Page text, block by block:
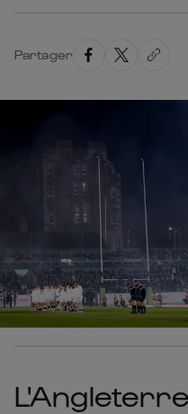
Partager